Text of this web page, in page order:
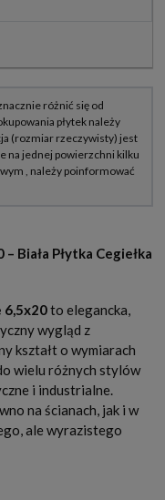
Biała Płytka Cegiełka
6,5x20to elegancka,
wygląd z
kształt o wymiarach
wielu różnych stylów
i industrialne.
na ścianach, jak i w
ale wyrazistego